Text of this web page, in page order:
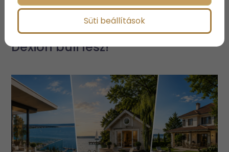
Emlékszel a Dexionos alsóörsi
bulikra? Képzeld, hétvégén újra
Dexion buli lesz!
Süti beállítások